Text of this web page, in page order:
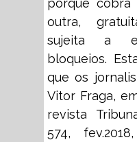
porque cobra
outra,
sujeita a
bloqueios.
que os
Vitor Fraga,
revista
574,